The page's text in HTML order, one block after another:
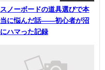
スノーボードの道具選びで本
当に悩んだ話——初心者が沼
にハマった記録